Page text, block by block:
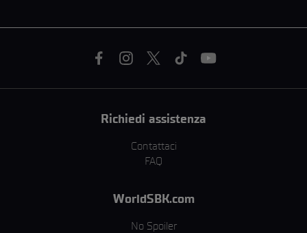
Richiedi assistenza
Contattaci
FAQ
WorldSBK.com
No Spoiler